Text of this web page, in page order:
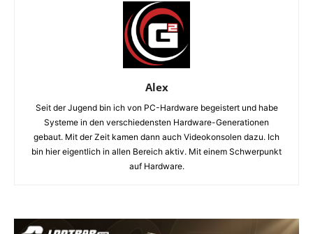
Alex
Seit der Jugend bin ich von PC-Hardware begeistert und habe
Systeme in den verschiedensten Hardware-Generationen
gebaut. Mit der Zeit kamen dann auch Videokonsolen dazu. Ich
bin hier eigentlich in allen Bereich aktiv. Mit einem Schwerpunkt
auf Hardware.